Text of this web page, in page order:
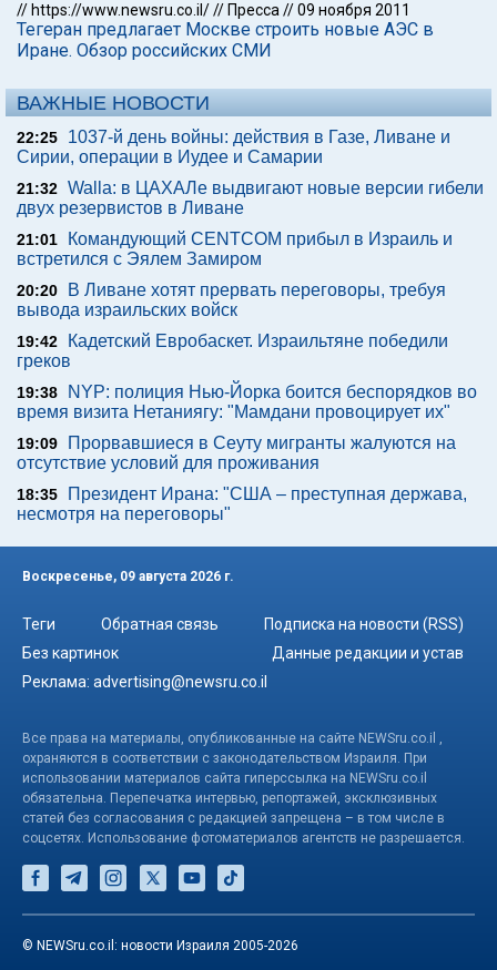
// https://www.newsru.co.il/// Пресса //09 ноября 2011
Тегеран предлагает Москве строить новые АЭС в
Иране. Обзор российских СМИ
ВАЖНЫЕ НОВОСТИ
22:25
1037-й день войны: действия в Газе, Ливане и
Сирии, операции в Иудее и Самарии
21:32 Walla: в ЦАХАЛе выдвигают новые версии гибели
двух резервистов в Ливане
21:01
Командующий CENTCOM прибыл в Израиль и
встретился с Эялем Замиром
20:20
В Ливане хотят прервать переговоры, требуя
вывода израильских войск
19:42
Кадетский Евробаскет. Израильтяне победили
греков
19:38
NYP: полиция Нью-Йорка боится беспорядков во
время визита Нетаниягу: "Мамдани провоцирует их"
19:09
Прорвавшиеся в Сеуту мигранты жалуются на
отсутствие условий для проживания
18:35
Президент Ирана: "США – преступная держава,
несмотря на переговоры"
Воскресенье, 09 августа 2026 г.
Теги Обратная связь
Подписка на новости (RSS)
Без картинок
Данные редакции и устав
Реклама: advertising@newsru.co.il
Все права на материалы, опубликованные на сайте NEWSru.co.il ,
охраняются в соответствии с законодательством Израиля. При
использовании материалов сайта гиперссылка на NEWSru.co.il
обязательна. Перепечатка интервью, репортажей, эксклюзивных
статей без согласования с редакцией запрещена – в том числе в
соцсетях. Использование фотоматериалов агентств не разрешается.
© NEWSru.co.il: новости Израиля 2005-2026